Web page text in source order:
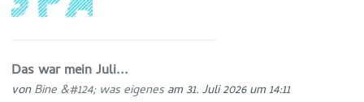
Das war mein Juli...
vonBine &#124; was eigenesam 31. Juli 2026 um 14:11